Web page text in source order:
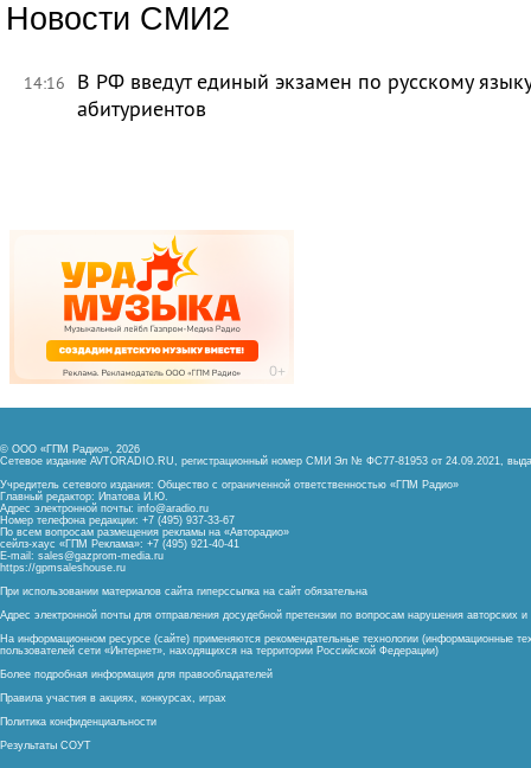
Новости СМИ2
14:16
В РФ введут единый экзамен по русскому
абитуриентов
© ООО «ГПМ Радио», 2026
Сетевое издание AVTORADIO.RU, регистрационный номер СМИ Эл № ФС77-81953 от 24.09.2021,
Учредитель сетевого издания: Общество с ограниченной ответственностью «ГПМ Радио»
Главный редактор: Ипатова И.Ю.
Адрес электронной почты: info@aradio.ru
Номер телефона редакции: +7 (495) 937-33-67
По всем вопросам размещения рекламы на «Авторадио»
сейлз-хаус «ГПМ Реклама»: +7 (495) 921-40-41
E-mail: sales@gazprom-media.ru
https://gpmsaleshouse.ru
При использовании материалов сайта гиперссылка на сайт обязательна
Адрес электронной почты для отправления досудебной претензии по вопросам нарушения авторских
На информационном ресурсе (сайте) применяются рекомендательные технологии (информационные
пользователей сети «Интернет», находящихся на территории Российской Федерации)
Более подробная информация для правообладателей
Правила участия в акциях, конкурсах, играх
Политика конфиденциальности
Результаты СОУТ